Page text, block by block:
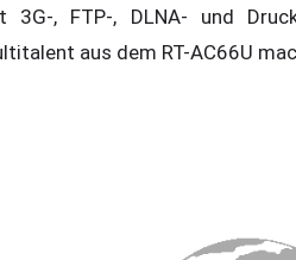
3G-, FTP-, DLNA- und
aus dem RT-AC66U